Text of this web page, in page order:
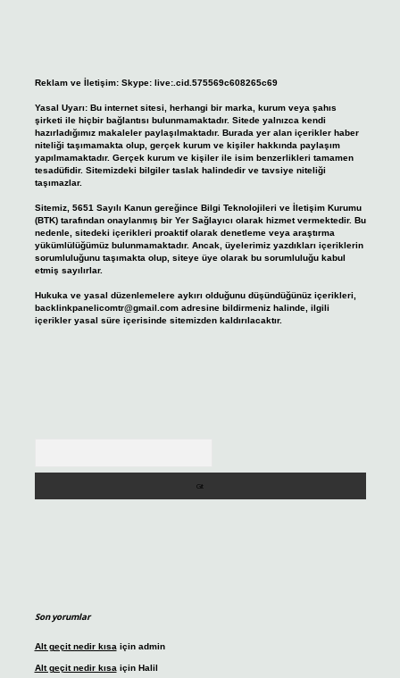
Reklam ve İletişim: Skype: live:.cid.575569c608265c69
Yasal Uyarı: Bu internet sitesi, herhangi bir marka, kurum veya şahıs
şirketi ile hiçbir bağlantısı bulunmamaktadır. Sitede yalnızca kendi
hazırladığımız makaleler paylaşılmaktadır. Burada yer alan içerikler haber
niteliği taşımamakta olup, gerçek kurum ve kişiler hakkında paylaşım
yapılmamaktadır. Gerçek kurum ve kişiler ile isim benzerlikleri tamamen
tesadüfidir. Sitemizdeki bilgiler taslak halindedir ve tavsiye niteliği
taşımazlar.
Sitemiz, 5651 Sayılı Kanun gereğince Bilgi Teknolojileri ve İletişim Kurumu
(BTK) tarafından onaylanmış bir Yer Sağlayıcı olarak hizmet vermektedir. Bu
nedenle, sitedeki içerikleri proaktif olarak denetleme veya araştırma
yükümlülüğümüz bulunmamaktadır. Ancak, üyelerimiz yazdıkları içeriklerin
sorumluluğunu taşımakta olup, siteye üye olarak bu sorumluluğu kabul
etmiş sayılırlar.
Hukuka ve yasal düzenlemelere aykırı olduğunu düşündüğünüz içerikleri,
backlinkpanelicomtr@gmail.comadresine bildirmeniz halinde, ilgili
içerikler yasal süre içerisinde sitemizden kaldırılacaktır.
Son yorumlar
Alt geçit nedir kısa için admin
Alt geçit nedir kısa için Halil